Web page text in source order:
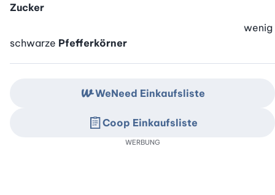
Zucker
schwarze Pfefferkörner
wenig
WeNeed Einkaufsliste
Coop Einkaufsliste
WERBUNG